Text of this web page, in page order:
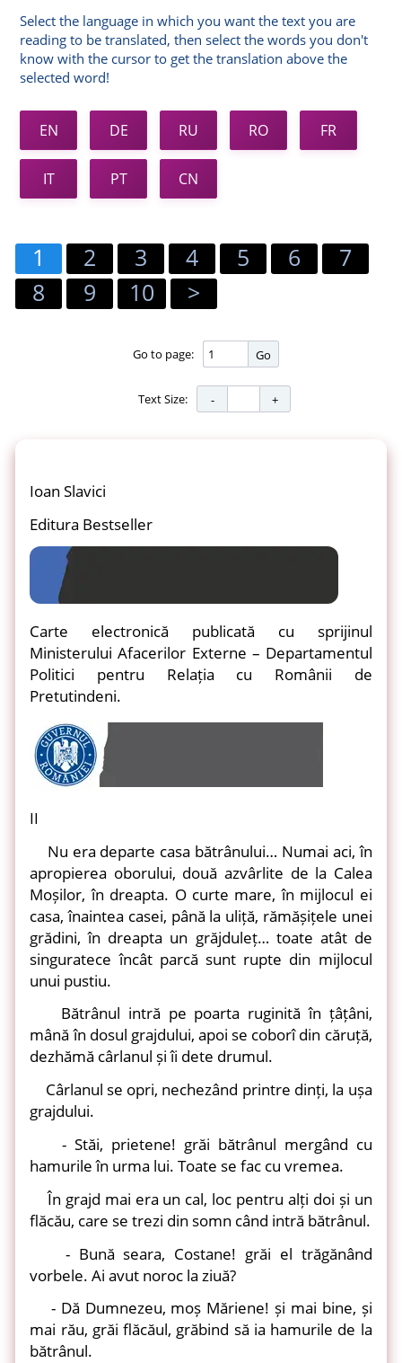
Select the language in which you want the text you are
reading to be translated, then select the words you don't
know with the cursor to get the translation above the
selected word!
EN DE RU RO FR
IT PT CN
1 2 3 4 5 6
7
8
9 10 >
Go to page: Go
Text Size:
Ioan Slavici
Editura Bestseller
Carte electronică publicată cu sprijinul
Ministerului Afacerilor Externe – Departamentul
Politici pentru Relația cu Românii de
Pretutindeni.
II
Nu era departe casa bătrânului… Numai aci, în
apropierea oborului, două azvârlite de la Calea
Moșilor, în dreapta. O curte mare, în mijlocul ei
casa, înaintea casei, până la uliță, rămășițele unei
grădini, în dreapta un grăjduleț… toate atât de
singuratece încât parcă sunt rupte din mijlocul
unui pustiu.
Bătrânul intră pe poarta ruginită în țâțâni,
mână în dosul grajdului, apoi se coborî din căruță,
dezhămă cârlanul și îi dete drumul.
Cârlanul se opri, nechezând printre dinți, la ușa
grajdului.
- Stăi, prietene! grăi bătrânul mergând cu
hamurile în urma lui. Toate se fac cu vremea.
În grajd mai era un cal, loc pentru alți doi și un
flăcău, care se trezi din somn când intră bătrânul.
- Bună seara, Costane! grăi el trăgănând
vorbele. Ai avut noroc la ziuă?
- Dă Dumnezeu, moș Măriene! și mai bine, și
mai rău, grăi flăcăul, grăbind să ia hamurile de la
bătrânul.